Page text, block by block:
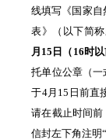
线填写《国家自
表》（以下简
月 15 日（ 16时以
托单位公章（一
于4月15日前直
请在截止时间
信封左下角注明